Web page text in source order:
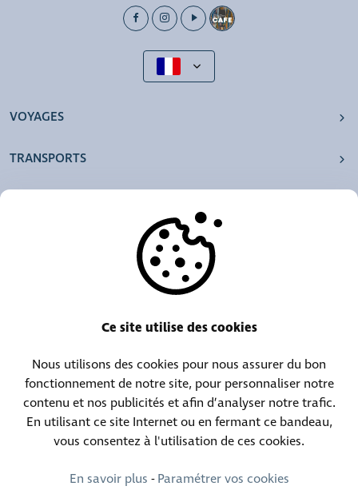
VOYAGES
TRANSPORTS
Centrale téléphonique :
(+352) 30 01 46-1
Contact objets trouvés :
(+352) 30 01 46 84
(+352) 30 01 46 80 (24h/24 7j/7)
Ce site utilise des cookies
Nous utilisons des cookies pour nous assurer du bon
fonctionnement de notre site, pour personnaliser notre
contenu et nos publicités et afin d’analyser notre trafic.
En utilisant ce site Internet ou en fermant ce bandeau,
vous consentez à l'utilisation de ces cookies.
En savoir plus -Paramétrer vos cookies